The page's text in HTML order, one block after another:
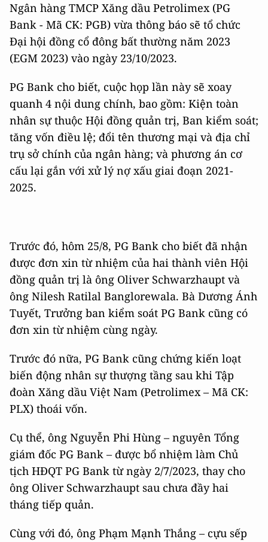
Ngân hàng TMCP Xăng dầu Petrolimex (PG
Bank - Mã CK: PGB) vừa thông báo sẽ tổ chức
Đại hội đồng cổ đông bất thường năm 2023
(EGM 2023) vào ngày 23/10/2023.
PG Bank cho biết, cuộc họp lần này sẽ xoay
quanh 4 nội dung chính, bao gồm: Kiện toàn
nhân sự thuộc Hội đồng quản trị, Ban kiểm soát;
tăng vốn điều lệ; đổi tên thương mại và địa chỉ
trụ sở chính của ngân hàng; và phương án cơ
cấu lại gắn với xử lý nợ xấu giai đoạn 2021-
2025.
Trước đó, hôm 25/8, PG Bank cho biết đã nhận
được đơn xin từ nhiệm của hai thành viên Hội
đồng quản trị là ông Oliver Schwarzhaupt và
ông Nilesh Ratilal Banglorewala. Bà Dương Ánh
Tuyết, Trưởng ban kiểm soát PG Bank cũng có
đơn xin từ nhiệm cùng ngày.
Trước đó nữa, PG Bank cũng chứng kiến loạt
biến động nhân sự thượng tầng sau khi Tập
đoàn Xăng dầu Việt Nam (Petrolimex – Mã CK:
PLX) thoái vốn.
Cụ thể, ông Nguyễn Phi Hùng – nguyên Tổng
giám đốc PG Bank – được bổ nhiệm làm Chủ
tịch HĐQT PG Bank từ ngày 2/7/2023, thay cho
ông Oliver Schwarzhaupt sau chưa đầy hai
tháng tiếp quản.
Cùng với đó, ông Phạm Mạnh Thắng – cựu sếp